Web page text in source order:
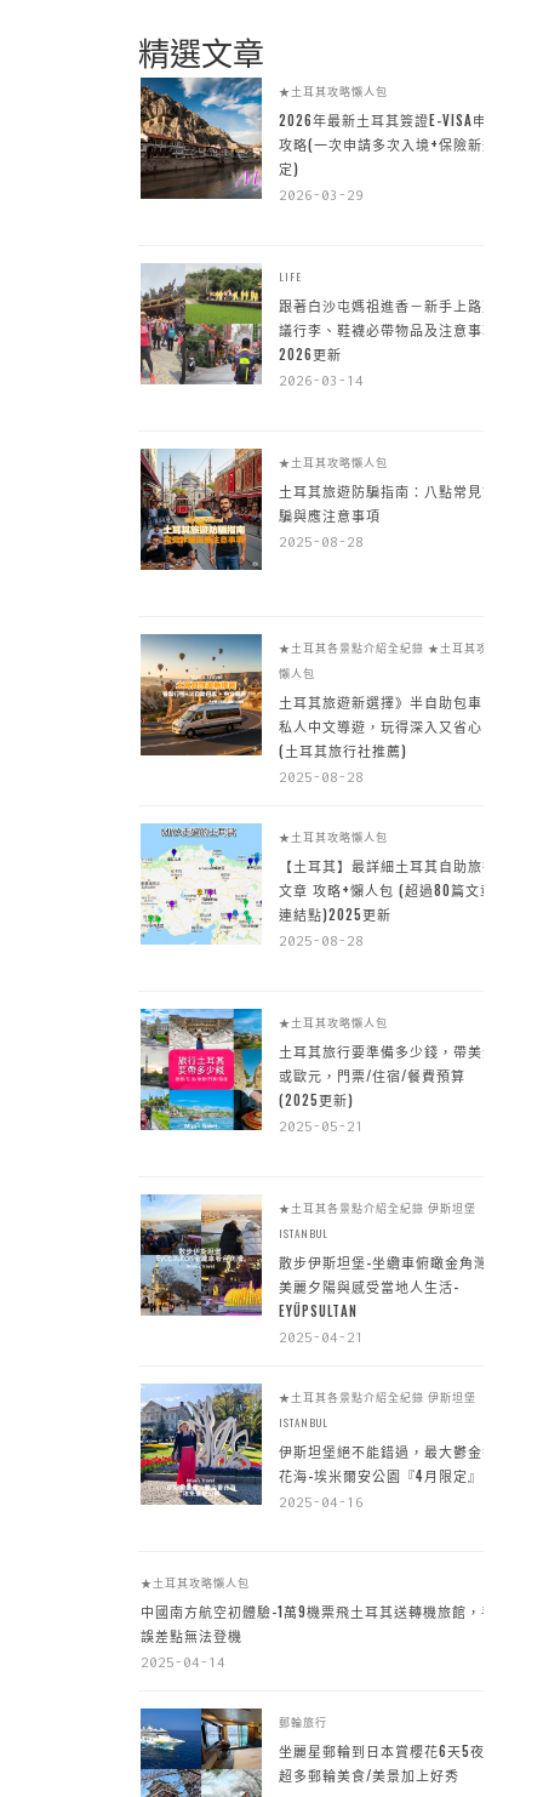
精選文章
★土耳其攻略懶人包
2026年最新土耳其簽證E-VISA申請
攻略(一次申請多次入境+保險新規
定)
2026-03-29
LIFE
跟著白沙屯媽祖進香－新手上路建
議行李、鞋襪必帶物品及注意事項
2026更新
2026-03-14
★土耳其攻略懶人包
土耳其旅遊防騙指南：八點常見詐
騙與應注意事項
2025-08-28
★土耳其各景點介紹全紀錄 ★土耳其攻略
懶人包
土耳其旅遊新選擇》半自助包車 +
私人中文導遊，玩得深入又省心
(土耳其旅行社推薦)
2025-08-28
★土耳其攻略懶人包
【土耳其】最詳細土耳其自助旅行
文章 攻略+懶人包 (超過80篇文章~
連結點)2025更新
2025-08-28
★土耳其攻略懶人包
土耳其旅行要準備多少錢，帶美金
或歐元，門票/住宿/餐費預算
(2025更新)
2025-05-21
★土耳其各景點介紹全紀錄 伊斯坦堡
ISTANBUL
散步伊斯坦堡-坐纜車俯瞰金角灣
美麗夕陽與感受當地人生活-
EYÜPSULTAN
2025-04-21
★土耳其各景點介紹全紀錄 伊斯坦堡
ISTANBUL
伊斯坦堡絕不能錯過，最大鬱金香
花海-埃米爾安公園『4月限定』
2025-04-16
★土耳其攻略懶人包
中國南方航空初體驗-1萬9機票飛土耳其送轉機旅館，手
誤差點無法登機
2025-04-14
郵輪旅行
坐麗星郵輪到日本賞櫻花6天5夜，
超多郵輪美食/美景加上好秀